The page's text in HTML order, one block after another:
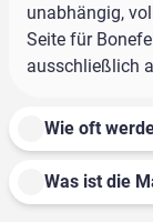
unabhängig,
Seite für
ausschließlich
Wie oft
Was ist die